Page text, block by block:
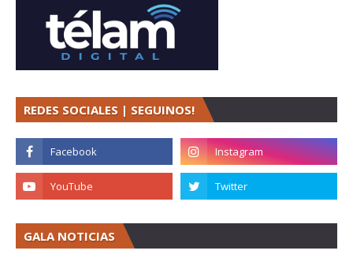
REDES SOCIALES | SEGUINOS!
GALA NOTICIAS